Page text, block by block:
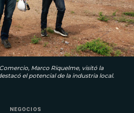
Marco Riquelme, visitó la
el potencial de la industria local.
NEGOCIOS